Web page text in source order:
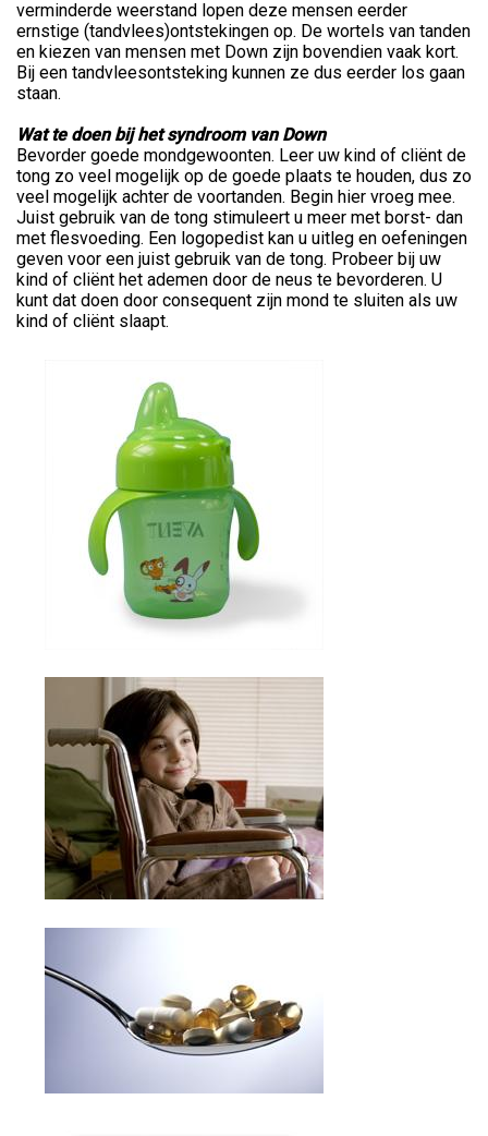
verminderde weerstand lopen deze mensen eerder
ernstige (tandvlees)ontstekingen op. De wortels van tanden
en kiezen van mensen met Down zijn bovendien vaak kort.
Bij een tandvleesontsteking kunnen ze dus eerder los gaan
staan.
Wat te doen bij het syndroom van Down
Bevorder goede mondgewoonten. Leer uw kind of cliënt de
tong zo veel mogelijk op de goede plaats te houden, dus zo
veel mogelijk achter de voortanden. Begin hier vroeg mee.
Juist gebruik van de tong stimuleert u meer met borst- dan
met flesvoeding. Een logopedist kan u uitleg en oefeningen
geven voor een juist gebruik van de tong. Probeer bij uw
kind of cliënt het ademen door de neus te bevorderen. U
kunt dat doen door consequent zijn mond te sluiten als uw
kind of cliënt slaapt.